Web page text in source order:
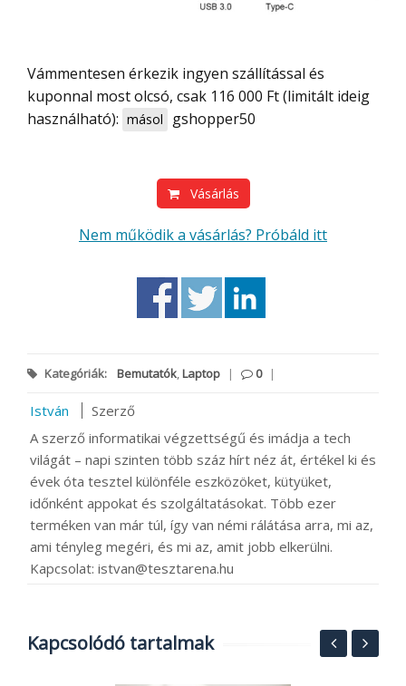
Vámmentesen érkezik ingyen szállítással és
kuponnal most olcsó, csak 116 000 Ft (limitált ideig
használható): másol gshopper50
Vásárlás
Nem működik a vásárlás? Próbáld itt
Kategóriák: Bemutatók,Laptop | 0 |
István
Szerző
A szerző informatikai végzettségű és imádja a tech
világát – napi szinten több száz hírt néz át, értékel ki és
évek óta tesztel különféle eszközöket, kütyüket,
időnként appokat és szolgáltatásokat. Több ezer
terméken van már túl, így van némi rálátása arra, mi az,
ami tényleg megéri, és mi az, amit jobb elkerülni.
Kapcsolat: istvan@tesztarena.hu
Kapcsolódó tartalmak